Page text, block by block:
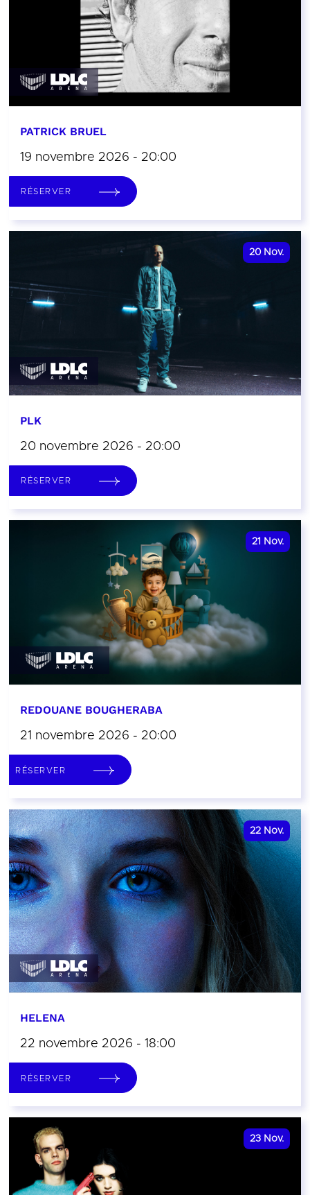
PATRICK BRUEL
19 novembre 2026 - 20:00
RÉSERVER
20 Nov.
PLK
20 novembre 2026 - 20:00
RÉSERVER
21 Nov.
REDOUANE BOUGHERABA
21 novembre 2026 - 20:00
RÉSERVER
22 Nov.
HELENA
22 novembre 2026 - 18:00
RÉSERVER
23 Nov.